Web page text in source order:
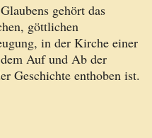
gehört das
göttlichen
in der Kirche einer
Auf und Ab der
Geschichte enthoben ist.